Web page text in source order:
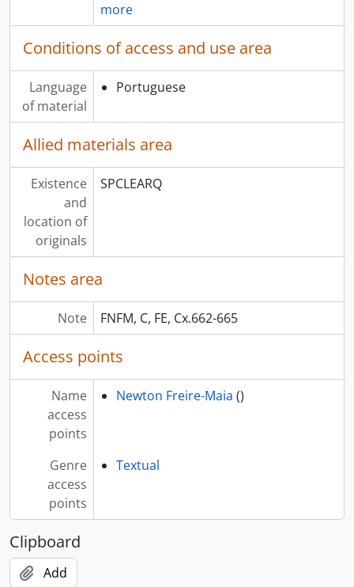
more
Conditions of access and use area
Language
of material
Portuguese
Allied materials area
Existence
and
location of
originals
SPCLEARQ
Notes area
Note FNFM, C, FE, Cx.662-665
Access points
Name
access
points
Newton Freire-Maia ()
Genre
access
points
Textual
Clipboard
Add